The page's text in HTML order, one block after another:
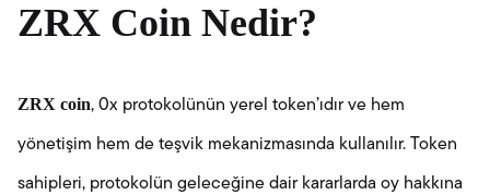
ZRX Coin Nedir?
ZRX coin, 0x protokolünün yerel token’ıdır ve hem
yönetişim hem de teşvik mekanizmasında kullanılır. Token
sahipleri, protokolün geleceğine dair kararlarda oy hakkına